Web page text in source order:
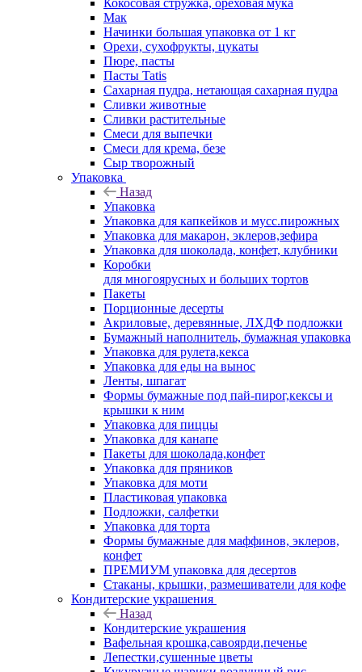
Кокосовая стружка, ореховая мука
Мак
Начинки большая упаковка от 1 кг
Орехи, сухофрукты, цукаты
Пюре, пасты
Пасты Tatis
Сахарная пудра, нетающая сахарная пудра
Сливки животные
Сливки растительные
Смеси для выпечки
Смеси для крема, безе
Сыр творожный
Упаковка
Назад
Упаковка
Упаковка для капкейков и мусс.пирожных
Упаковка для макарон, эклеров,зефира
Упаковка для шоколада, конфет, клубники
Коробки
для многоярусных и больших тортов
Пакеты
Порционные десерты
Акриловые, деревянные, ЛХДФ подложки
Бумажный наполнитель, бумажная упаковка
Упаковка для рулета,кекса
Упаковка для еды на вынос
Ленты, шпагат
Формы бумажные под пай-пирог,кексы и
крышки к ним
Упаковка для пиццы
Упаковка для канапе
Пакеты для шоколада,конфет
Упаковка для пряников
Упаковка для моти
Пластиковая упаковка
Подложки, салфетки
Упаковка для торта
Формы бумажные для маффинов, эклеров,
конфет
ПРЕМИУМ упаковка для десертов
Стаканы, крышки, размешиватели для кофе
Кондитерские украшения
Назад
Кондитерские украшения
Вафельная крошка,савоярди,печенье
Лепестки,сушенные цветы